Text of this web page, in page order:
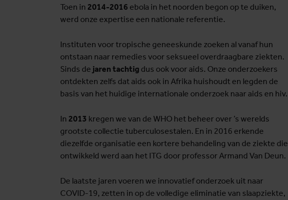
Toen in 2014-2016 ebola in het noorden begon op te duiken,
werd onze expertise een nationale referentie.
Instituten voor tropische geneeskunde zoeken al vanaf hun
ontstaan naar remedies voor seksueel overdraagbare ziekten.
Sinds de jaren tachtig dus ook voor aids. Onze onderzoekers
ontdekten zelfs dat aids ook in Afrika huishoudt en legden de
basis van het huidige internationale onderzoek naar aids en hiv.
In 2013 kregen we van de WHO het beheer over ’s werelds
grootste collectie tuberculosestalen. En in 2016 erkende
diezelfde organisatie een kortere behandeling van de ziekte die
ontwikkeld werd aan het ITG door professor Armand Van Deun.
De laatste jaren voeren we innovatief onderzoek uit naar
COVID-19, zetten in op de volledige eliminatie van slaapziekte,